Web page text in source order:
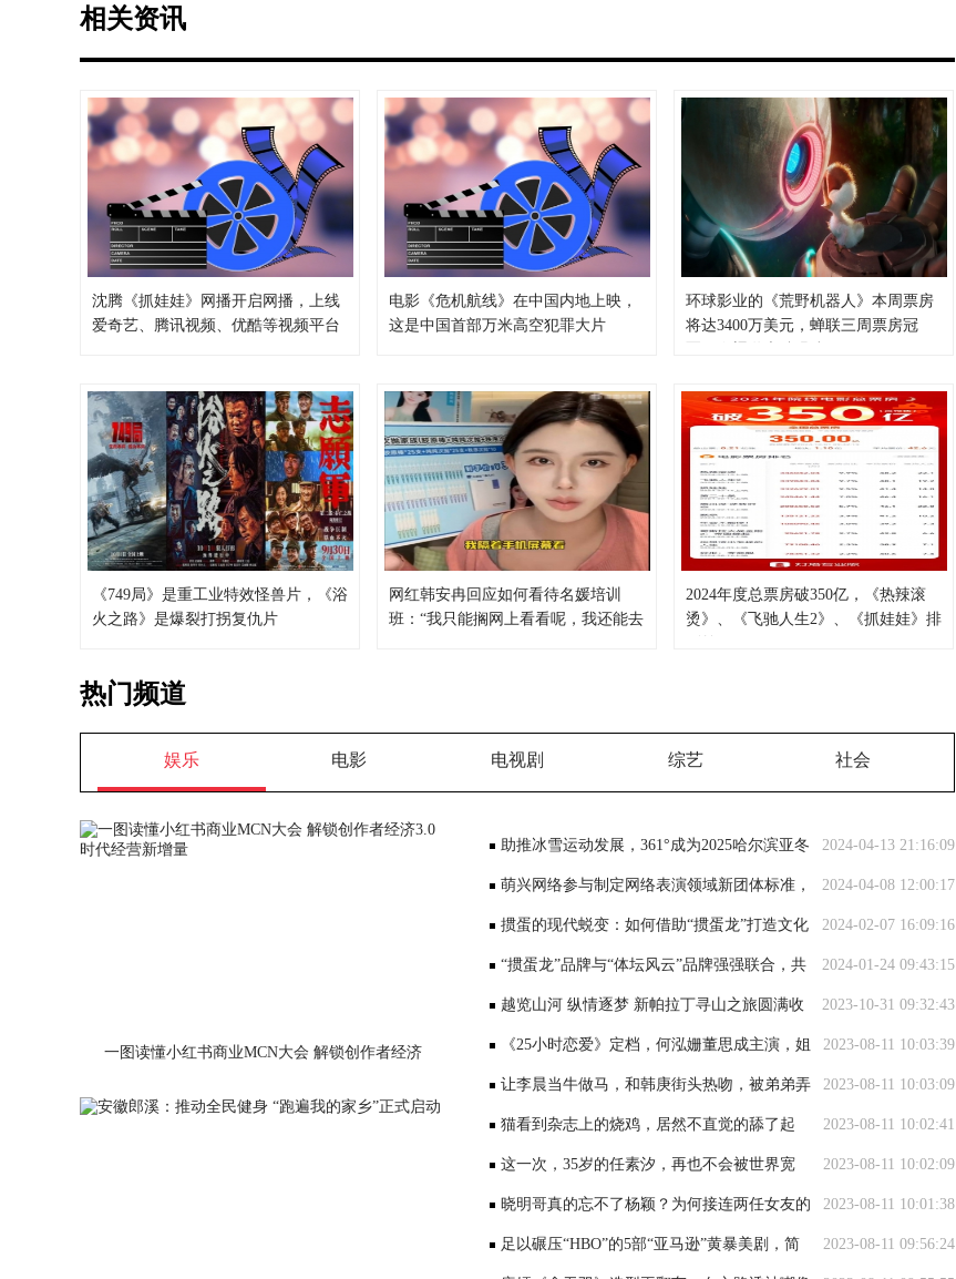
相关资讯
沈腾《抓娃娃》网播开启网播，上线
爱奇艺、腾讯视频、优酷等视频平台
电影《危机航线》在中国内地上映，
这是中国首部万米高空犯罪大片
环球影业的《荒野机器人》本周票房
将达3400万美元，蝉联三周票房冠
《749局》是重工业特效怪兽片，《浴
火之路》是爆裂打拐复仇片
网红韩安冉回应如何看待名媛培训
班：“我只能搁网上看看呢，我还能去
2024年度总票房破350亿，《热辣滚
烫》、《飞驰人生2》、《抓娃娃》排
热门频道
娱乐 电影 电视剧 综艺 社会
一图读懂小红书商业MCN大会 解锁创作者经济
2024-04-13 21:16:09
助推冰雪运动发展，361°成为2025哈尔滨亚冬
会官方合作伙伴 2024-04-08 12:00:17
萌兴网络参与制定网络表演领域新团体标准，
推动行业健康发展 2024-02-07 16:09:16
掼蛋的现代蜕变：如何借助“掼蛋龙”打造文化
经济双赢局面 2024-01-24 09:43:15
“掼蛋龙”品牌与“体坛风云”品牌强强联合，共
同推动掼牌运动健康发展 2023-10-31 09:32:43
越览山河 纵情逐梦 新帕拉丁寻山之旅圆满收
官 2023-08-11 10:03:39
《25小时恋爱》定档，何泓姗董思成主演，姐
弟恋模式，极致甜宠 2023-08-11 10:03:09
让李晨当牛做马，和韩庚街头热吻，被弟弟弄
进医院，她才是真浪姐 2023-08-11 10:02:41
猫看到杂志上的烧鸡，居然不直觉的舔了起
来，之后一脸懵！ 2023-08-11 10:02:09
这一次，35岁的任素汐，再也不会被世界宽
容！ 2023-08-11 10:01:38
晓明哥真的忘不了杨颖？为何接连两任女友的
长相，都有杨颖的影子 2023-08-11 09:56:24
足以碾压“HBO”的5部“亚马逊”黄暴美剧，简